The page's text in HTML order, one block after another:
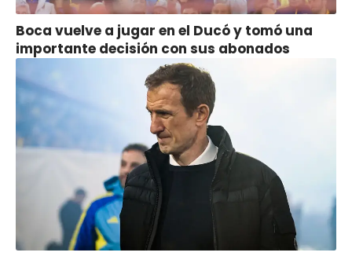
Boca vuelve a jugar en el Ducó y tomó una
importante decisión con sus abonados